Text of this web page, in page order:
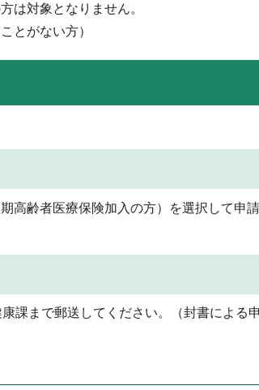
は対象となりません。
とがない方）
高齢者医療保険加入の方）を選択して申
課まで郵送してください。（封書による